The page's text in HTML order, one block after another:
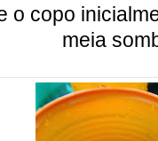
o copo
meia